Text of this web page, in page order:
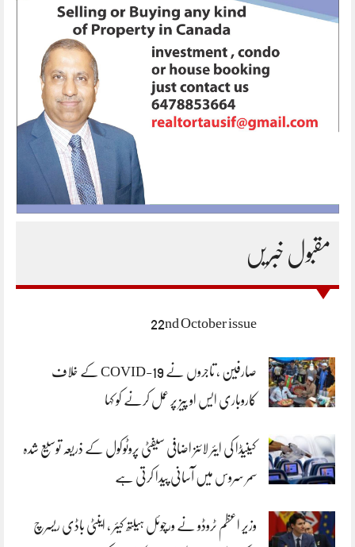
مقبول خبریں
22nd October issue
صارفین ، تاجروں نے COVID-19 کے خلاف
کاروباری ایس او پیز پر عمل کرنے کو کہا
کینیڈا کی ایئر لائنز اضافی سیفٹی پروٹوکول کے ذریعہ توسیع شدہ
سمر سروس میں آسانی پیدا کرتی ہے
وزیر اعظم ٹروڈو نے ورچوئل ہیلتھ کیئر ، اینٹی باڈی ریسرچ